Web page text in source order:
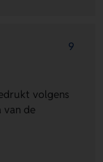
9
volgens
de